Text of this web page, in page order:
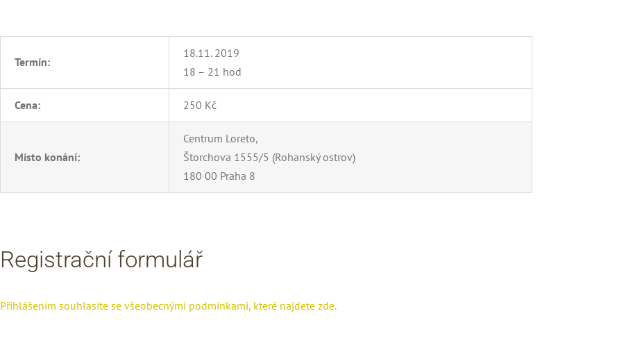
Termín:
18.11. 2019
18 – 21 hod
Cena: 250 Kč
Místo konání:
Centrum Loreto,
Štorchova 1555/5 (Rohanský ostrov)
180 00 Praha 8
Registrační formulář
Přihlášením souhlasíte se všeobecnými podmínkami, které najdete zde.